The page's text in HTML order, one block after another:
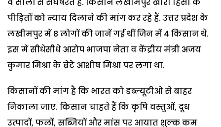
पीड़ितों को न्याय दिलाने की मांग कर रहे हैं. उत्तर प्रदेश के
लखीमपुर में 8 लोगों की जानें गई थीं जिन में 4 किसान थे.
इस में सीधेसीधे आरोप भाजपा नेता व केंद्रीय मंत्री अजय
कुमार मिश्रा के बेटे आशीष मिश्रा पर लगा था.
किसानों की मांग है कि भारत को डब्ल्यूटीओ से बाहर
निकाला जाए. किसान चाहते हैं कि कृषि वस्तुओं, दूध
उत्पादों, फलों, सब्जियों और मांस पर आयात शुल्क कम